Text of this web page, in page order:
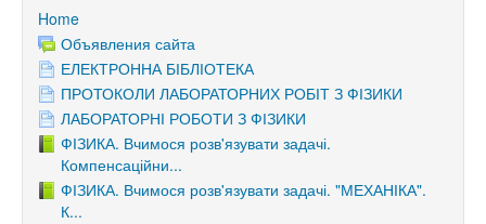
Home
Объявления сайта
ЕЛЕКТРОННА БІБЛІОТЕКА
ПРОТОКОЛИ ЛАБОРАТОРНИХ РОБІТ З ФІЗИКИ
ЛАБОРАТОРНІ РОБОТИ З ФІЗИКИ
ФІЗИКА. Вчимося розв'язувати задачі.
Компенсаційни...
ФІЗИКА. Вчимося розв'язувати задачі. "МЕХАНІКА".
К...